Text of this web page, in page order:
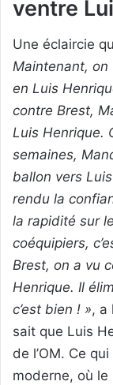
ventre
Une éclaircie
Maintenant, on
en Luis
contre Brest,
Luis Henrique.
semaines,
ballon vers
rendu la
la rapidité sur
coéquipiers,
Brest, on a vu
Henrique. Il
c’est bien ! », a
sait que Luis
de l’OM. Ce
moderne, où le